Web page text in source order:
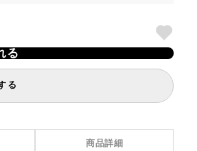
る
る
商品詳細